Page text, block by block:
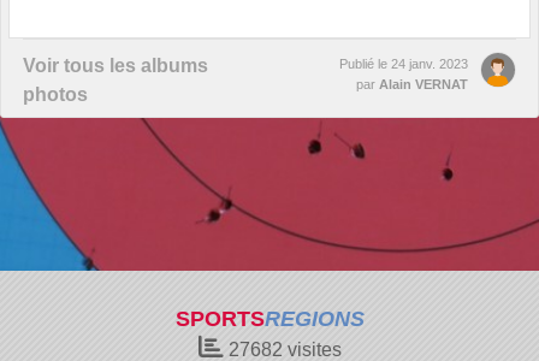
Voir tous les albums
photos
Publié le 24 janv. 2023
par Alain VERNAT
SPORTSREGIONS
27682 visites